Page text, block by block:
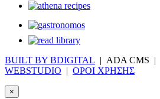
BUILT BY BDIGITAL | ADA CMS |
WEBSTUDIO | ΟΡΟΙ ΧΡΗΣΗΣ
×